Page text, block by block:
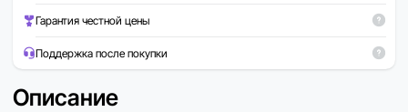
Гарантия честной цены
Поддержка после покупки
Описание